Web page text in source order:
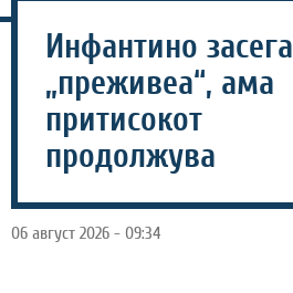
Инфантино засега
„преживеа“, ама
притисокот
продолжува
06 август 2026 - 09:34